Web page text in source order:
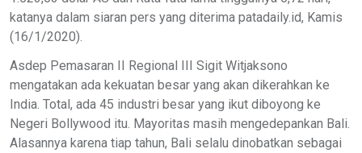
katanya dalam siaran pers yang diterima patadaily.id, Kamis
(16/1/2020).
Asdep Pemasaran II Regional III Sigit Witjaksono
mengatakan ada kekuatan besar yang akan dikerahkan ke
India. Total, ada 45 industri besar yang ikut diboyong ke
Negeri Bollywood itu. Mayoritas masih mengedepankan Bali.
Alasannya karena tiap tahun, Bali selalu dinobatkan sebagai